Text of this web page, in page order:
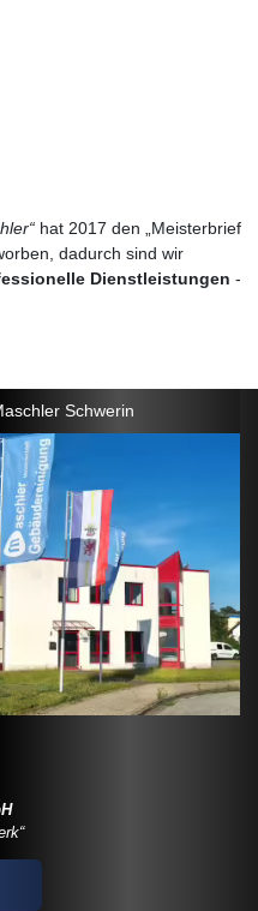
hat 2017 den
Meisterbrief
dadurch sind wir
Dienstleistungen -
Schwerin